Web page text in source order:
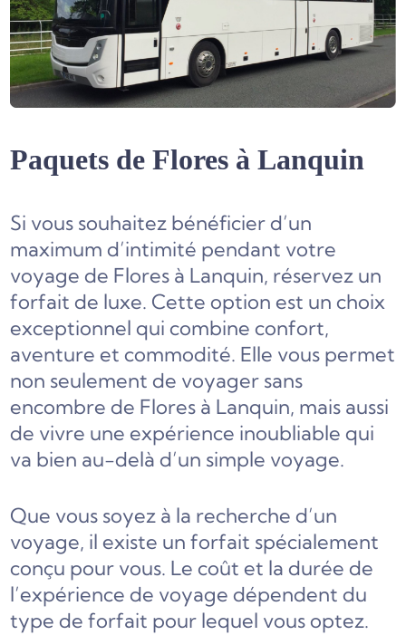
Paquets de Flores à Lanquin
Si vous souhaitez bénéficier d’un
maximum d’intimité pendant votre
voyage de Flores à Lanquin, réservez un
forfait de luxe. Cette option est un choix
exceptionnel qui combine confort,
aventure et commodité. Elle vous permet
non seulement de voyager sans
encombre de Flores à Lanquin, mais aussi
de vivre une expérience inoubliable qui
va bien au-delà d’un simple voyage.
Que vous soyez à la recherche d’un
voyage, il existe un forfait spécialement
conçu pour vous. Le coût et la durée de
l’expérience de voyage dépendent du
type de forfait pour lequel vous optez.